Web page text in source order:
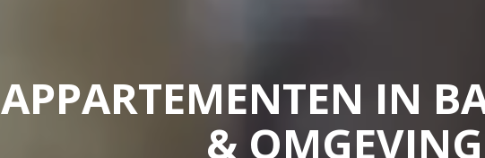
APPARTEMENTEN IN
& OMGEVING